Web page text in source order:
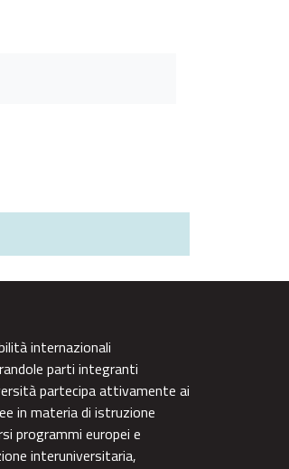
internazionali
parti integranti
partecipa attivamente ai
in materia di istruzione
programmi europei e
interuniversitaria,